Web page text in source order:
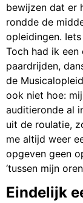
bewijzen dat er
rondde de
opleidingen.
Toch had ik een
paardrijden,
de
ook niet hoe:
auditieronde al
uit de roulatie,
me altijd weer
opgeven geen
‘tussen mijn oren
Eindelijk